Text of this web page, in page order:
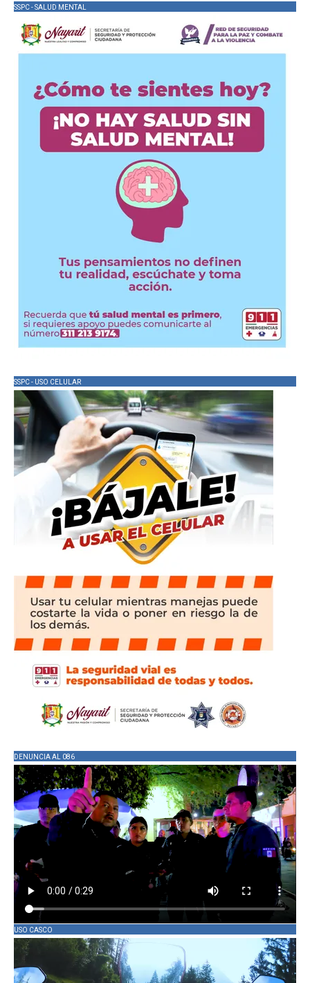
SSPC - SALUD MENTAL
SSPC - USO CELULAR
DENUNCIA AL 086
USO CASCO